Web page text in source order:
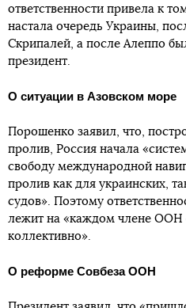
ответственности привела к
настала очередь Украины,
Скрипалей, а после Алеппо
президент.
О ситуации в Азовском море
Порошенко заявил, что,
пролив, Россия начала
свободу международной
пролив как для украинских,
судов». Поэтому
лежит на «каждом члене ООН
коллективно».
О реформе Совбеза ООН